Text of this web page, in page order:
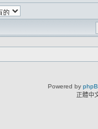
Powered by
正體中